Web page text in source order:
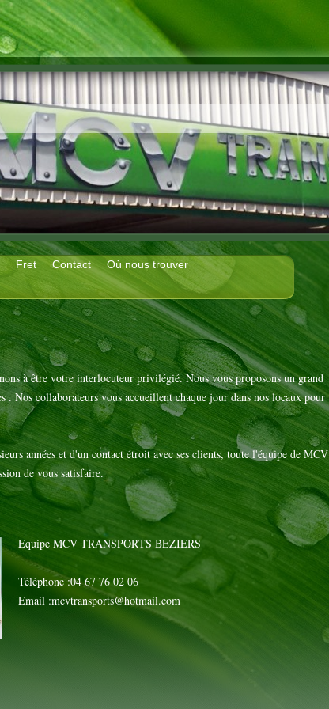
Fret Contact
Où nous trouver
à être votre interlocuteur privilégié. Nous vous proposons un grand
. Nos collaborateurs vous accueillent chaque jour dans nos locaux pour
années et d'un contact étroit avec ses clients, toute l'équipe de MCV
de vous satisfaire.
Equipe MCV TRANSPORTS BEZIERS
Téléphone :04 67 76 02 06
Email :mcvtransports@hotmail.com